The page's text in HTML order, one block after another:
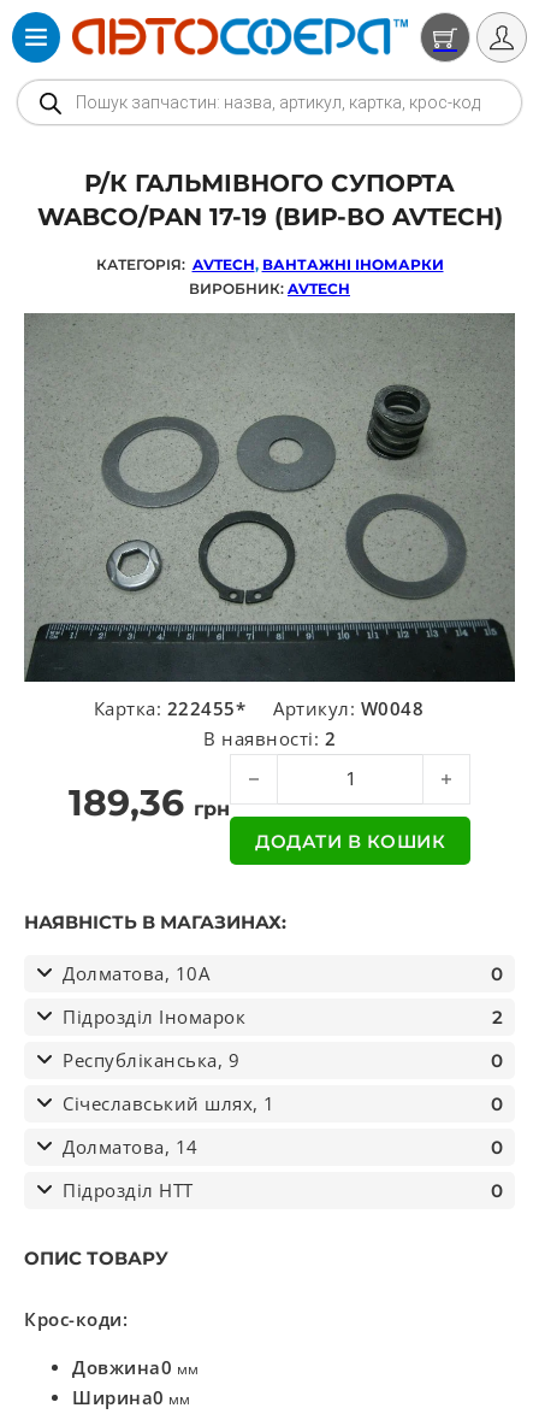
Products search
Р/К ГАЛЬМІВНОГО СУПОРТА
WABCO/PAN 17-19 (ВИР-ВО AVTECH)
КАТЕГОРІЯ: AVTECH, ВАНТАЖНІ ІНОМАРКИ
ВИРОБНИК: AVTECH
Картка: 222455* Артикул: W0048
В наявності: 2
189,36 грн
Р/к гальмівного супорта Wabco/
ДОДАТИ В КОШИК
НАЯВНІСТЬ В МАГАЗИНАХ:
Долматова, 10А 0
Підрозділ Іномарок 2
Республіканська, 9 0
Січеславський шлях, 1 0
Долматова, 14 0
Підрозділ НТТ 0
ОПИС ТОВАРУ
Крос-коди:
Довжина0 мм
Ширина0 мм